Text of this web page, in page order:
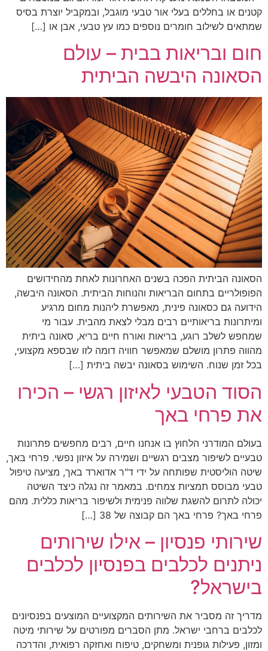
קטנים או בחללים בעלי אור טבעי מוגבל, ובמקביל יוצרת בסיס
שמתאים לשילוב חומרים נוספים כמו עץ טבעי, אבן או […]
חום ובריאות בבית – עולם
הסאונה היבשה הביתית
הסאונה הביתית הפכה בשנים האחרונות לאחת מהחידושים
הפופולריים בתחום הבריאות והנוחות הביתית. הסאונה היבשה,
הידועה גם כסאונה פינית, מאפשרת ליהנות מחום מרגיע
ומיתרונות בריאותיים רבים מבלי לצאת מהבית. עבור מי
שמחפש לשלב רוגע, בריאות ואורח חיים בריא, סאונה ביתית
מהווה פתרון מושלם שמאפשר חוויה דומה לזו שבספא מקצועי,
בכל זמן שנוח. השימוש בסאונה יבשה ביתית […]
הסוד הטבעי לאיזון רגשי – הכירו
את פרחי באך
בעולם המודרני הלחוץ בו אנחנו חיים, רבים מחפשים פתרונות
טבעיים לשיפור מצבים רגשיים ושמירה על איזון נפשי. פרחי באך,
שיטה הוליסטית שפותחה על ידי ד"ר אדוארד באך, מציעה טיפול
טבעי מבוסס תמציות צמחים. במאמר זה נגלה כיצד השיטה
יכולה לתרום להשגת שלווה פנימית ולשיפור בריאות כללית. מהם
פרחי באך? פרחי באך הם קבוצה של 38 […]
שירותי פנסיון – אילו שירותים
ניתנים לכלבים בפנסיון לכלבים
בישראל?
מדריך זה מסביר את השירותים המקצועיים המוצעים בפנסיונים
לכלבים ברחבי ישראל. מתן הסברים מפורטים על שירותי מיטה
ומזון, פעילות גופנית ומשחקים, טיפוח ואחזקה רפואית, והדרכה